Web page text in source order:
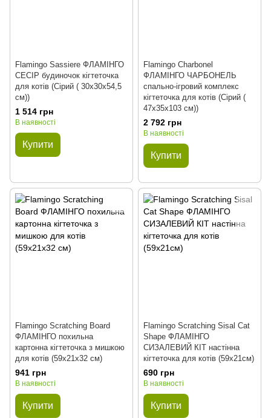
Flamingo Sassiere ФЛАМІНГО
СЕСІР будиночок кігтеточка
для котів (Сірий ( 30х30х54,5
см))
1 514 грн
В наявності
Купити
Flamingo Charbonel
ФЛАМІНГО ЧАРБОНЕЛЬ
спально-ігровий комплекс
кігтеточка для котів (Сірий (
47х35х103 см))
2 792 грн
В наявності
Купити
Flamingo Scratching Board
ФЛАМІНГО похильна
картонна кігтеточка з мишкою
для котів (59х21х32 см)
941 грн
В наявності
Купити
Flamingo Scratching Sisal Cat
Shape ФЛАМІНГО
СИЗАЛЕВИЙ КІТ настінна
кігтеточка для котів (59х21см)
690 грн
В наявності
Купити